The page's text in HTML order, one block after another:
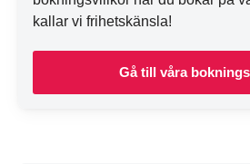
kallar vi frihetskänsla!
Gå till våra